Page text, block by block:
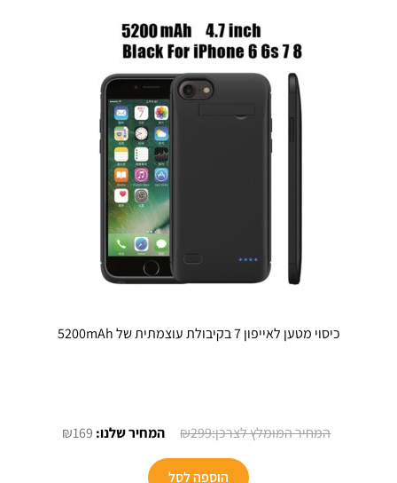
כיסוי מטען לאייפון 7 בקיבולת עוצמתית של 5200mAh
₪299
המחיר
המקורי
היה:
₪169
הוספה לסל